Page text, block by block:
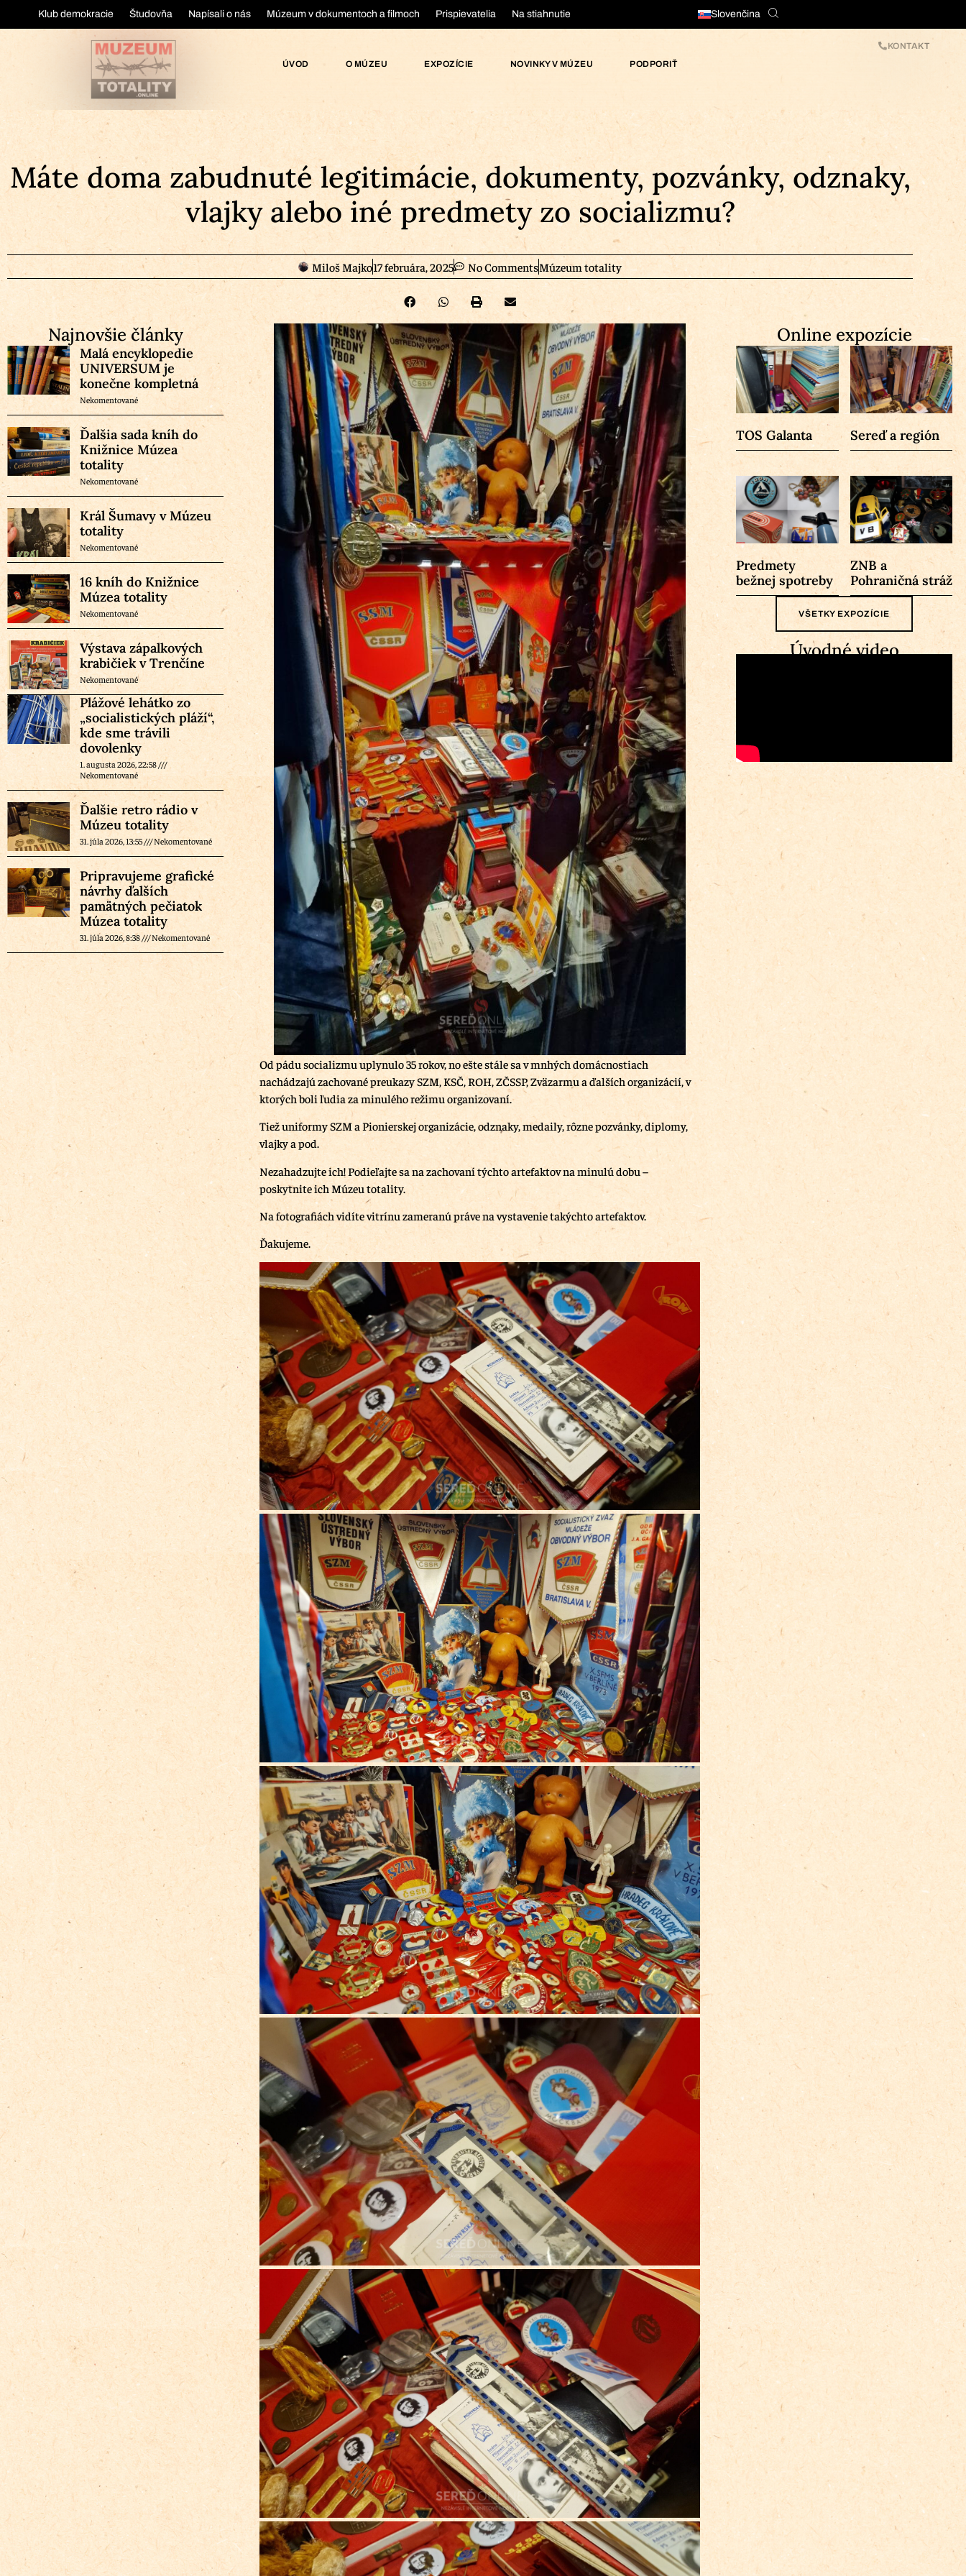
Klub demokracie Študovňa Napísali o nás Múzeum v dokumentoch a filmoch Prispievatelia Na stiahnutie Slovenčina
ÚVOD O MÚZEU EXPOZÍCIE NOVINKY V MÚZEU PODPORIŤ
KONTAKT
Máte doma zabudnuté legitimácie, dokumenty, pozvánky, odznaky,
vlajky alebo iné predmety zo socializmu?
Miloš Majko17 februára, 2025 No CommentsMúzeum totality
Najnovšie články
Malá encyklopedie
UNIVERSUM je
konečne kompletná
Nekomentované
Ďalšia sada kníh do
Knižnice Múzea
totality
Nekomentované
Král Šumavy v Múzeu
totality
Nekomentované
16 kníh do Knižnice
Múzea totality
Nekomentované
Výstava zápalkových
krabičiek v Trenčíne
Nekomentované
Plážové lehátko zo
„socialistických pláží“,
kde sme trávili
dovolenky
1. augusta 2026, 22:58
Nekomentované
Ďalšie retro rádio v
Múzeu totality
31. júla 2026, 13:55 Nekomentované
Pripravujeme grafické
návrhy ďalších
pamätných pečiatok
Múzea totality
31. júla 2026, 8:38 Nekomentované
Od pádu socializmu uplynulo 35 rokov, no ešte stále sa v mnhých domácnostiach
nachádzajú zachované preukazy SZM, KSČ, ROH, ZČSSP, Zväzarmu a ďalších organizácií, v
ktorých boli ľudia za minulého režimu organizovaní.
Tiež uniformy SZM a Pionierskej organizácie, odznaky, medaily, rôzne pozvánky, diplomy,
vlajky a pod.
Nezahadzujte ich! Podieľajte sa na zachovaní týchto artefaktov na minulú dobu –
poskytnite ich Múzeu totality.
Na fotografiách vidíte vitrínu zameranú práve na vystavenie takýchto artefaktov.
Ďakujeme.
Online expozície
TOS Galanta Sereď a región
Predmety
bežnej spotreby
ZNB a
Pohraničná stráž
VŠETKY EXPOZÍCIE
Úvodné video